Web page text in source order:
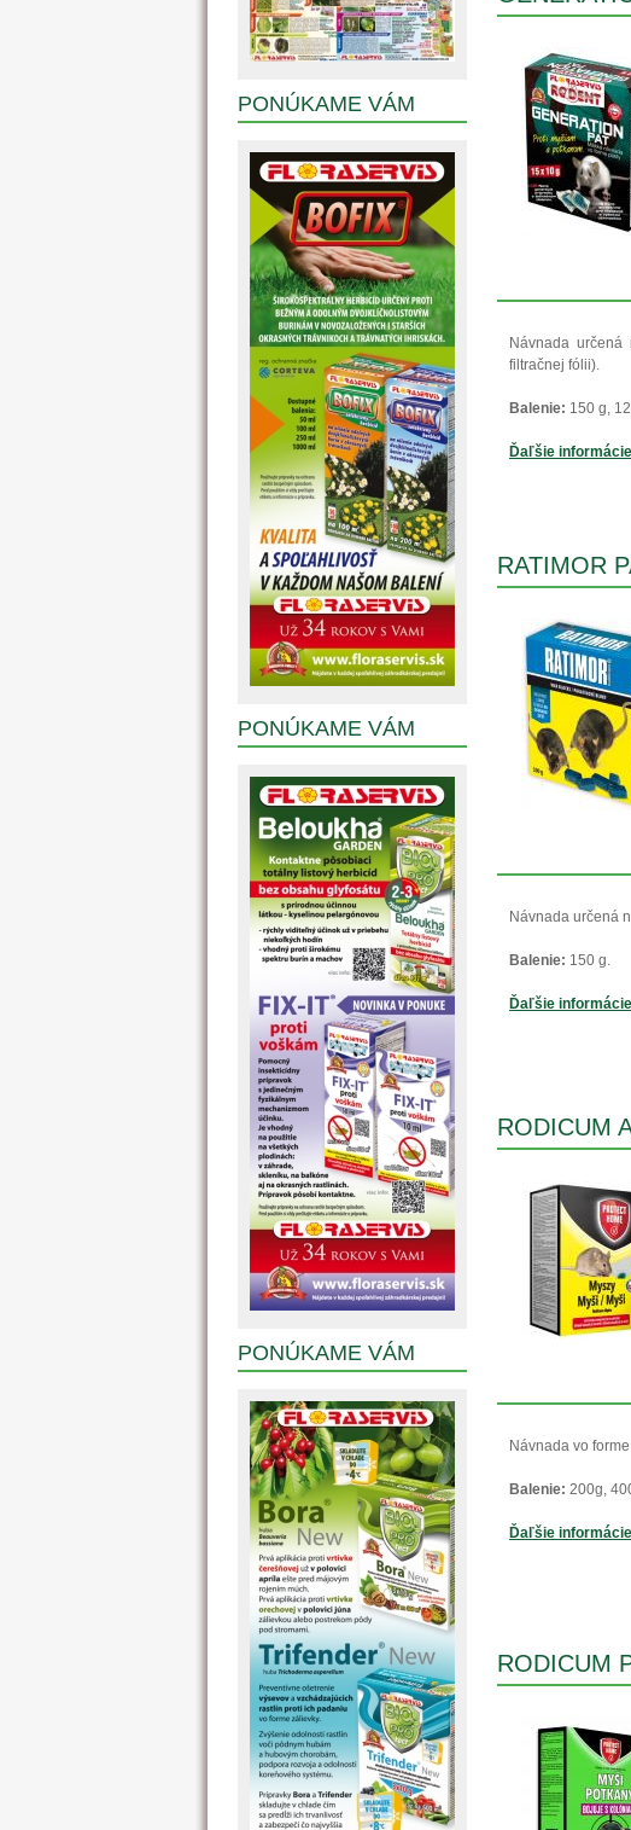
Návnada
filtračnej fólii).
Balenie: 150 g,
Ďaľšie informácie
RATIMOR
Návnada určená
Balenie: 150 g.
Ďaľšie informácie
RODICUM
Návnada vo
Balenie: 200g,
Ďaľšie informácie
RODICUM
PONÚKAME VÁM
PONÚKAME VÁM
PONÚKAME VÁM